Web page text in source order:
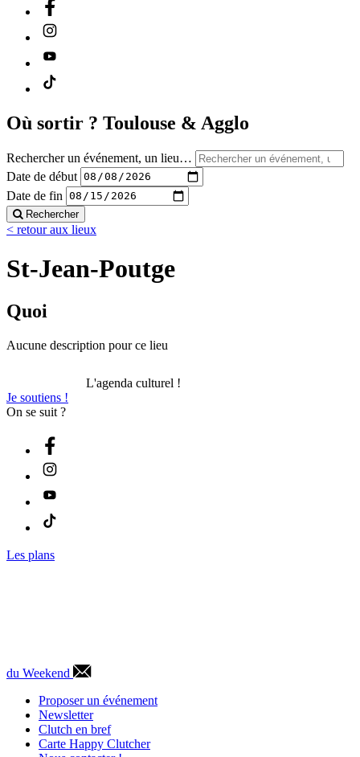
Où sortir ? Toulouse & Agglo
Rechercher un événement, un lieu…
Date de début
Date de fin
Rechercher
< retour aux lieux
St-Jean-Poutge
Quoi
Aucune description pour ce lieu
L'agenda culturel !
Je soutiens !
On se suit ?
Les plans
du Weekend
Proposer un événement
Newsletter
Clutch en bref
Carte Happy Clutcher